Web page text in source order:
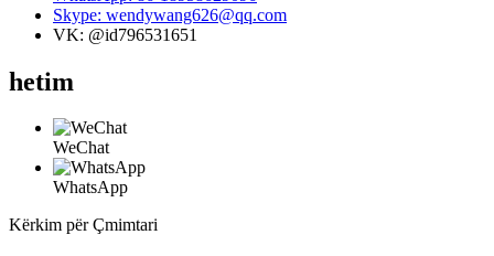
Skype: wendywang626@qq.com
VK: @id796531651
hetim
WeChat
WhatsApp
Kërkim për Çmimtari